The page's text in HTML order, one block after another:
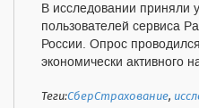
В исследовании приняли
пользователей сервиса
России. Опрос
экономически активного
Теги:СберСтрахование,